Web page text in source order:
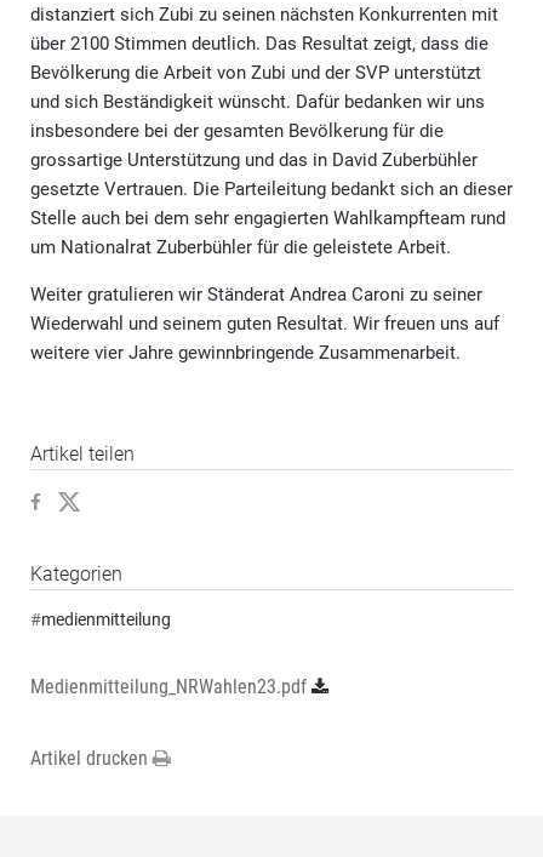
distanziert sich Zubi zu seinen nächsten Konkurrenten mit
über 2100 Stimmen deutlich. Das Resultat zeigt, dass die
Bevölkerung die Arbeit von Zubi und der SVP unterstützt
und sich Beständigkeit wünscht. Dafür bedanken wir uns
insbesondere bei der gesamten Bevölkerung für die
grossartige Unterstützung und das in David Zuberbühler
gesetzte Vertrauen. Die Parteileitung bedankt sich an dieser
Stelle auch bei dem sehr engagierten Wahlkampfteam rund
um Nationalrat Zuberbühler für die geleistete Arbeit.
Weiter gratulieren wir Ständerat Andrea Caroni zu seiner
Wiederwahl und seinem guten Resultat. Wir freuen uns auf
weitere vier Jahre gewinnbringende Zusammenarbeit.
Artikel teilen
Kategorien
#medienmitteilung
Medienmitteilung_NRWahlen23.pdf
Artikel drucken